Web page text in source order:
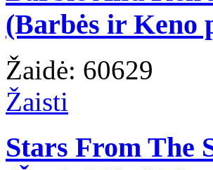
(Barbės ir Keno
Žaidė: 60629
Žaisti
Stars From The